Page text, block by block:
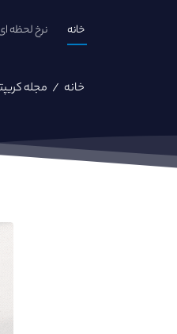
خانه نرخ لحظه
خانه / مجله